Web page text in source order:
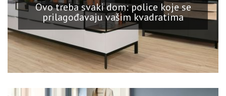
Ovo treba svaki dom: police koje se
prilagođavaju vašim kvadratima